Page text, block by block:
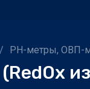
/ PH-метры, ОВП-